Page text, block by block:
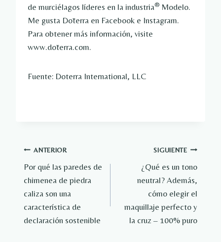
de murciélagos líderes en la industria® Modelo.
Me gusta Dōterra en Facebook e Instagram.
Para obtener más información, visite
www.dōterra.com.
Fuente: Doterra International, LLC
Navegación
de
entradas
ANTERIOR
Por qué las paredes de
chimenea de piedra
caliza son una
característica de
declaración sostenible
SIGUIENTE
¿Qué es un tono
neutral? Además,
cómo elegir el
maquillaje perfecto y
la cruz – 100% puro